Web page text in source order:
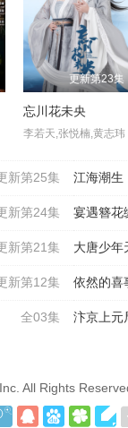
更新第23集
忘川花未央
李若天,张悦楠,黄志玮
新第25集 江海潮生
新第24集 宴遇簪花
新第21集 大唐少年
新第12集 依然的喜
全03集 汴京上元
All Rights